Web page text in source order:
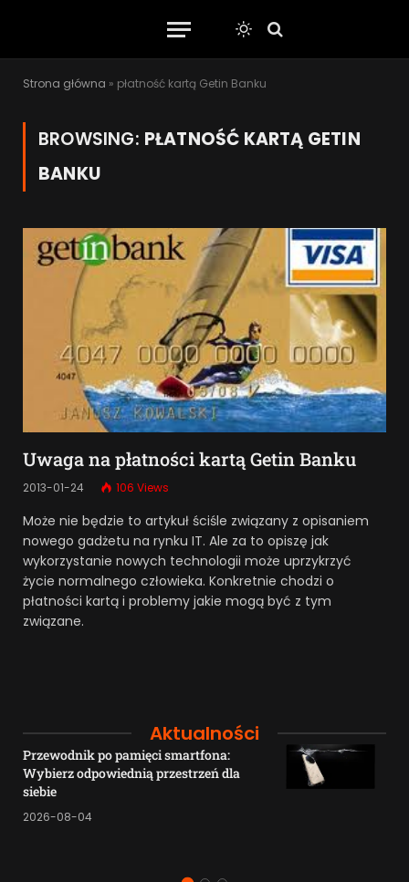
Strona główna » płatność kartą Getin Banku
BROWSING: PŁATNOŚĆ KARTĄ GETIN
BANKU
Uwaga na płatności kartą Getin Banku
2013-01-24 106 Views
Może nie będzie to artykuł ściśle związany z opisaniem
nowego gadżetu na rynku IT. Ale za to opiszę jak
wykorzystanie nowych technologii może uprzykrzyć
życie normalnego człowieka. Konkretnie chodzi o
płatności kartą i problemy jakie mogą być z tym
związane.
Aktualności
Przewodnik po pamięci smartfona:
Wybierz odpowiednią przestrzeń dla
siebie
2026-08-04